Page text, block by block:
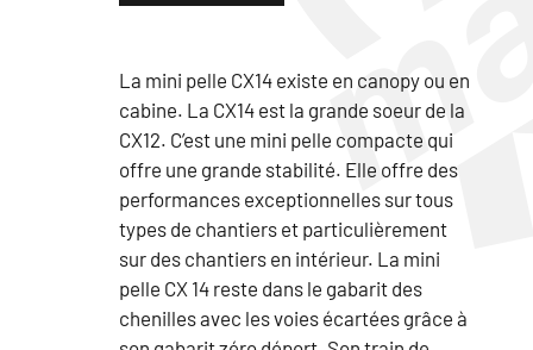
La mini pelle CX14 existe en canopy ou en
cabine. La CX14 est la grande soeur de la
CX12. C’est une mini pelle compacte qui
offre une grande stabilité. Elle offre des
performances exceptionnelles sur tous
types de chantiers et particulièrement
sur des chantiers en intérieur. La mini
pelle CX 14 reste dans le gabarit des
chenilles avec les voies écartées grâce à